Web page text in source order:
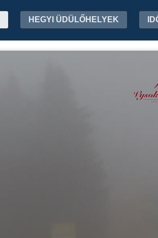
HEGYI ÜDÜLŐHELYEK